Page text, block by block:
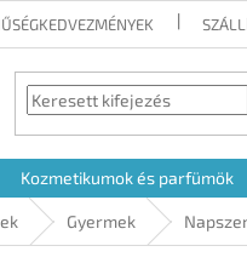
Kozmetikumok és parfümök
Gyermek